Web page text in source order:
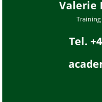
Valerie
Tel.